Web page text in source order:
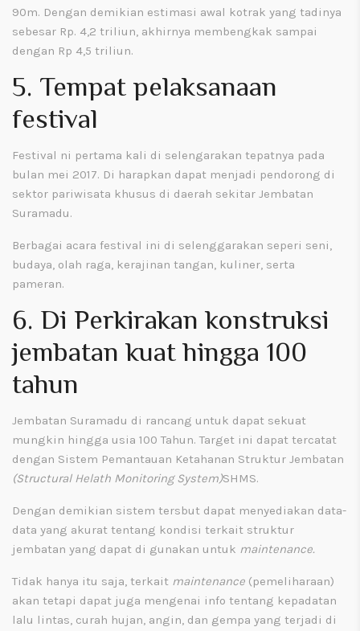
90m. Dengan demikian estimasi awal kotrak yang tadinya
sebesar Rp. 4,2 triliun, akhirnya membengkak sampai
dengan Rp 4,5 triliun.
5. Tempat pelaksanaan
festival
Festival ni pertama kali di selengarakan tepatnya pada
bulan mei 2017. Di harapkan dapat menjadi pendorong di
sektor pariwisata khusus di daerah sekitar Jembatan
Suramadu.
Berbagai acara festival ini di selenggarakan seperi seni,
budaya, olah raga, kerajinan tangan, kuliner, serta
pameran.
6. Di Perkirakan konstruksi
jembatan kuat hingga 100
tahun
Jembatan Suramadu di rancang untuk dapat sekuat
mungkin hingga usia 100 Tahun. Target ini dapat tercatat
dengan Sistem Pemantauan Ketahanan Struktur Jembatan
(Structural Helath Monitoring System)SHMS.
Dengan demikian sistem tersbut dapat menyediakan data-
data yang akurat tentang kondisi terkait struktur
jembatan yang dapat di gunakan untuk maintenance.
Tidak hanya itu saja, terkait maintenance (pemeliharaan)
akan tetapi dapat juga mengenai info tentang kepadatan
lalu lintas, curah hujan, angin, dan gempa yang terjadi di